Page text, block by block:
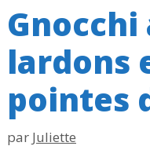
Gnocchi
lardons
pointes
par Juliette